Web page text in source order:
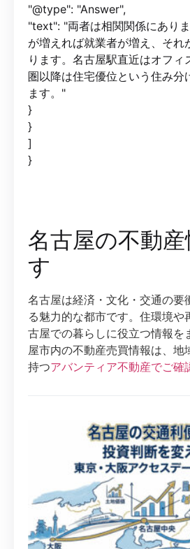
"@type": "Answer",
"text": "両者は相関関係にあり
が増えれば就業者が増え、それ
ります。名古屋駅直近はオフィ
圏以降は住宅優位という住み分
ます。"
}
}
]
}
名古屋の不動
す
名古屋は経済・文化・交通の要
る魅力的な都市です。住環境や
古屋での暮らしに役立つ情報を
屋市内の不動産売買情報は、地
持つアバンティア不動産でご確